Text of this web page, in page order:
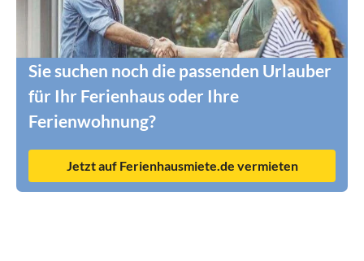
Sie suchen noch die passenden Urlauber
für Ihr Ferienhaus oder Ihre
Ferienwohnung?
Jetzt auf Ferienhausmiete.de vermieten